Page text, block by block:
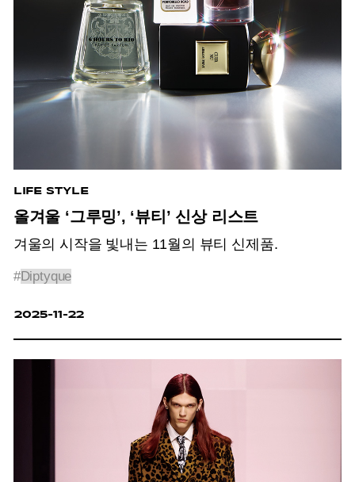
LIFE STYLE
올겨울 ‘그루밍’, ‘뷰티’ 신상 리스트
겨울의 시작을 빛내는 11월의 뷰티 신제품.
#Diptyque
2025-11-22